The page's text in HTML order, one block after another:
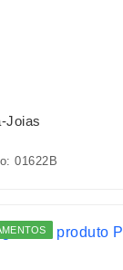
Joias
01622B